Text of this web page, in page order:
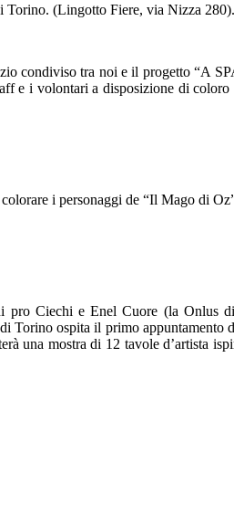
Torino. (Lingotto Fiere, via Nizza 280).
condiviso tra noi e il progetto “A
e i volontari a disposizione di
i personaggi de “Il Mago di
pro Ciechi e Enel Cuore (la Onlus
Torino ospita il primo
mostra di 12 tavole d’artista